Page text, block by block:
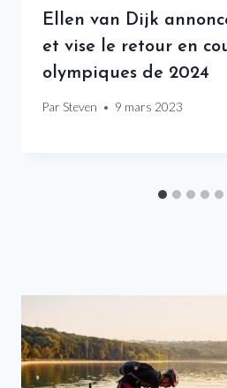
Ellen van Dijk
et vise le retour en
olympiques de 2024
Par Steven 9 mars 2023